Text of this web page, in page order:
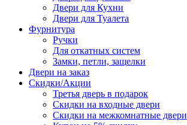
Двери для Кухни
Двери для Туалета
Фурнитура
Ручки
Для откатных систем
Замки, петли, защелки
Двери на заказ
Скидки/Акции
Третья дверь в подарок
Скидки на входные двери
Скидки на межкомнатные двери